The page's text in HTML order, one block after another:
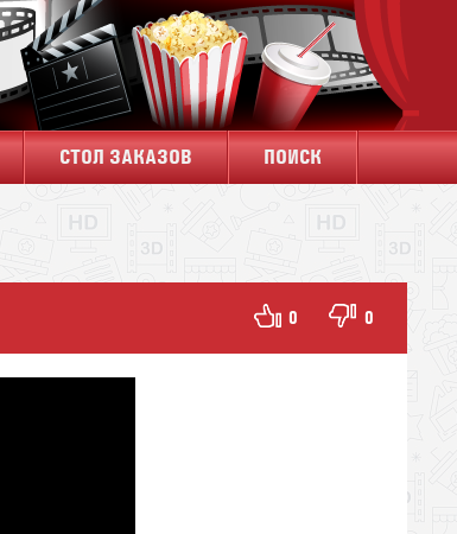
СТОЛ ЗАКАЗОВ ПОИСК
0 0